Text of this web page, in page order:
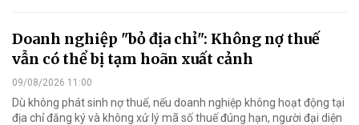
Doanh nghiệp "bỏ địa chỉ": Không nợ thuế
vẫn có thể bị tạm hoãn xuất cảnh
09/08/2026 11:00
Dù không phát sinh nợ thuế, nếu doanh nghiệp không hoạt động tại
địa chỉ đăng ký và không xử lý mã số thuế đúng hạn, người đại diện